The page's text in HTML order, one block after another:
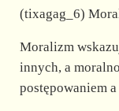
(tixagag_6)
Moralizm
innych, a
postępowaniem